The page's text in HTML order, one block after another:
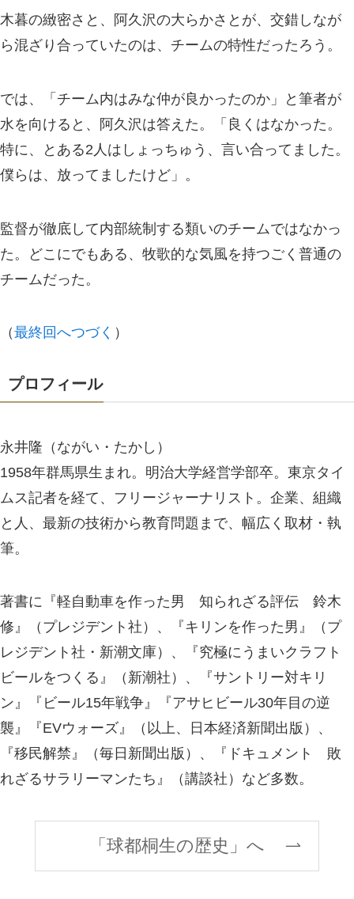
木暮の緻密さと、阿久沢の大らかさとが、交錯しなが
ら混ざり合っていたのは、チームの特性だったろう。
では、「チーム内はみな仲が良かったのか」と筆者が
水を向けると、阿久沢は答えた。「良くはなかった。
特に、とある2人はしょっちゅう、言い合ってました。
僕らは、放ってましたけど」。
監督が徹底して内部統制する類いのチームではなかっ
た。どこにでもある、牧歌的な気風を持つごく普通の
チームだった。
（最終回へつづく ）
プロフィール
永井隆（ながい・たかし）
1958年群馬県生まれ。明治大学経営学部卒。東京タイ
ムス記者を経て、フリージャーナリスト。企業、組織
と人、最新の技術から教育問題まで、幅広く取材・執
筆。
著書に『軽自動車を作った男 知られざる評伝 鈴木
修』（プレジデント社）、『キリンを作った男』（プ
レジデント社・新潮文庫）、『究極にうまいクラフト
ビールをつくる』（新潮社）、『サントリー対キリ
ン』『ビール15年戦争』『アサヒビール30年目の逆
襲』『EVウォーズ』（以上、日本経済新聞出版）、
『移民解禁』（毎日新聞出版）、『ドキュメント 敗
れざるサラリーマンたち』（講談社）など多数。
「球都桐生の歴史」へ